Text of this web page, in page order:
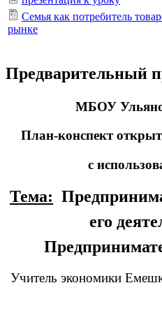
Семья как потребитель
рынке
Предварительный
МБОУ
План-конспект
с
Тема:
его
Учитель экономики